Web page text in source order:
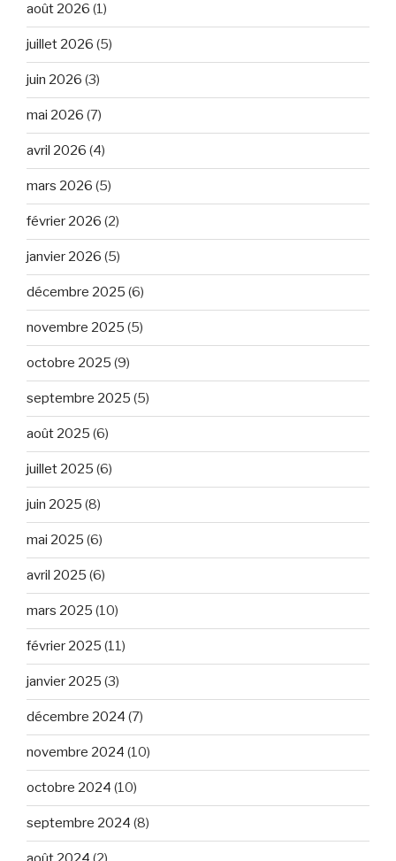
août 2026 (1)
juillet 2026 (5)
juin 2026 (3)
mai 2026 (7)
avril 2026 (4)
mars 2026 (5)
février 2026 (2)
janvier 2026 (5)
décembre 2025 (6)
novembre 2025 (5)
octobre 2025 (9)
septembre 2025 (5)
août 2025 (6)
juillet 2025 (6)
juin 2025 (8)
mai 2025 (6)
avril 2025 (6)
mars 2025 (10)
février 2025 (11)
janvier 2025 (3)
décembre 2024 (7)
novembre 2024 (10)
octobre 2024 (10)
septembre 2024 (8)